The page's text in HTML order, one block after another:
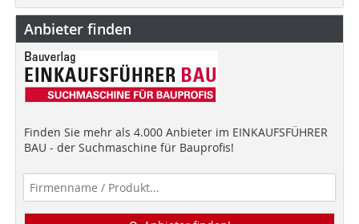
Anbieter finden
Finden Sie mehr als 4.000 Anbieter im EINKAUFSFÜHRER
BAU - der Suchmaschine für Bauprofis!